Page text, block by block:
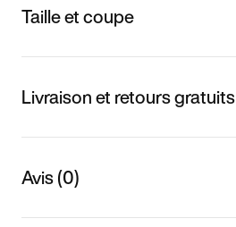
Taille et coupe
Livraison et retours gratuits
Avis (0)